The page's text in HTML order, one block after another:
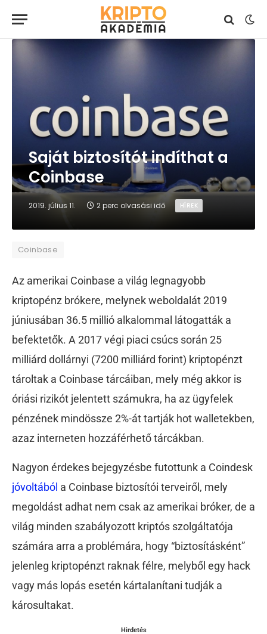
Saját biztosítót indíthat a
Coinbase
2019. július 11. 2 perc olvasási idő HÍREK
Coinbase
Az amerikai Coinbase a világ legnagyobb
kriptopénz brókere, melynek weboldalát 2019
júniusában 36.5 millió alkalommal látogatták a
befektetők. A 2017 végi piaci csúcs során 25
milliárd dollárnyi (7200 milliárd forint) kriptopénzt
tároltak a Coinbase tárcáiban, mely még akkor is
óriási rizikót jelentett számukra, ha az ügyfelek
pénzének mindössze 2%-át tartják hot walletekben,
azaz interneten hozzáférhető tárcákban.
Nagyon érdekes bejegyzésbe futottunk a Coindesk
jóvoltából a Coinbase biztosítói terveiről, mely
megoldást adhat nem csak az amerikai bróker, de a
világ minden szabályozott kriptós szolgáltatója
számára arra a problémára, hogy “biztosításként”
jelenleg kriptopénzt raknak félre, melyből egy hack
vagy más lopás esetén kártalanítani tudják a
károsultakat.
Hirdetés